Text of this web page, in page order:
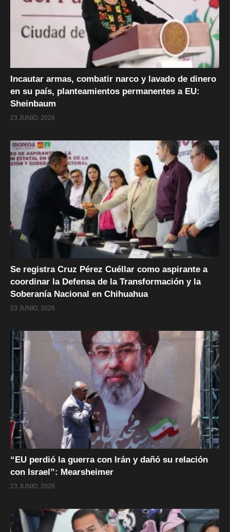
Incautar armas, combatir narco y lavado de dinero
en su país, planteamientos permanentes a EU:
Sheinbaum
23 JUNIO, 2026
Se registra Cruz Pérez Cuéllar como aspirante a
coordinar la Defensa de la Transformación y la
Soberanía Nacional en Chihuahua
23 JUNIO, 2026
“EU perdió la guerra con Irán y dañó su relación
con Israel”: Mearsheimer
23 JUNIO, 2026